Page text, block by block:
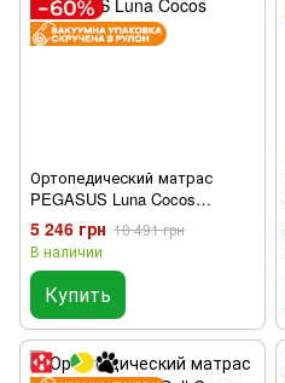
Ортопедический матрас
PEGASUS Luna Cocos
120x200
5 246 грн 10 491 грн
В наличии
Купить